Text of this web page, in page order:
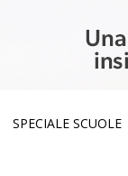
SPECIALE SCUOLE